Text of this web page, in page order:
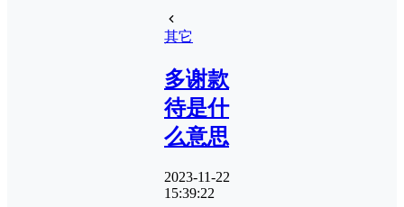
其它
多谢款
待是什
么意思
2023-11-22
15:39:22